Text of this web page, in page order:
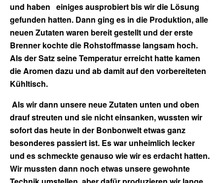
und haben einiges ausprobiert bis wir die Lösung
gefunden hatten. Dann ging es in die Produktion, alle
neuen Zutaten waren bereit gestellt und der erste
Brenner kochte die Rohstoffmasse langsam hoch.
Als der Satz seine Temperatur erreicht hatte kamen
die Aromen dazu und ab damit auf den vorbereiteten
Kühltisch.
Als wir dann unsere neue Zutaten unten und oben
drauf streuten und sie nicht einsanken, wussten wir
sofort das heute in der Bonbonwelt etwas ganz
besonderes passiert ist. Es war unheimlich lecker
und es schmeckte genauso wie wir es erdacht hatten.
Wir mussten dann noch etwas unsere gewohnte